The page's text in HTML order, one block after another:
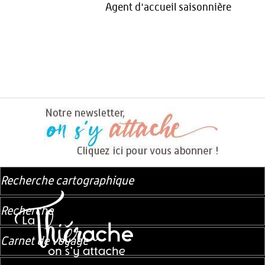
Agent d'accueil saisonnière
Recherche cartographique
Recherche
Carnet de voyage